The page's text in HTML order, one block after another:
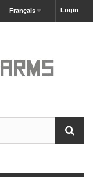
Login
Français